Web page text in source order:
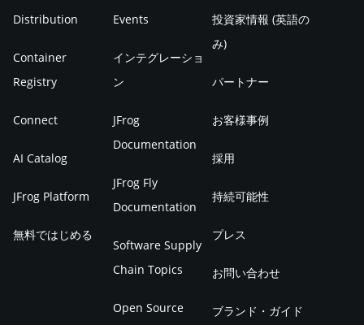
Distribution
Container
Registry
Connect
AI Catalog
JFrog Platform
無料ではじめる
Events
インテグレーショ
ン
JFrog
Documentation
JFrog Fly
Documentation
Software Supply
Chain Topics
Open Source
投資家情報 (英語の
み)
パートナー
お客様事例
採用
持続可能性
プレス
お問い合わせ
ブランド・ガイド